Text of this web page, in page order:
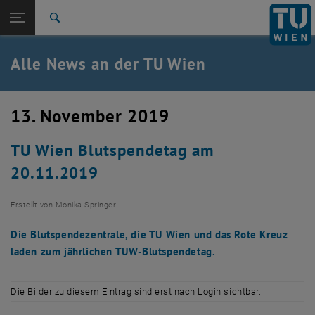
TU Login
Quicklinks
Quicklinks-Menü umschalten
Studium
Karriere
Zurück: Subseiten von TU Wien Startseite auflisten
Zurück zur letzten Ebene:
TU Wien Startseite
Übersicht
Alle News an der TU Wien
13. November 2019
TU Wien Blutspendetag am
20.11.2019
Erstellt von Monika Springer
Die Blutspendezentrale, die TU Wien und das Rote Kreuz
laden zum jährlichen TUW-Blutspendetag.
Die Bilder zu diesem Eintrag sind erst nach Login sichtbar.